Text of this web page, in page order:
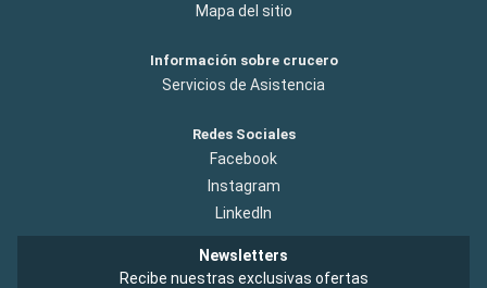
Mapa del sitio
Información sobre crucero
Servicios de Asistencia
Redes Sociales
Facebook
Instagram
LinkedIn
Newsletters
Recibe nuestras exclusivas ofertas